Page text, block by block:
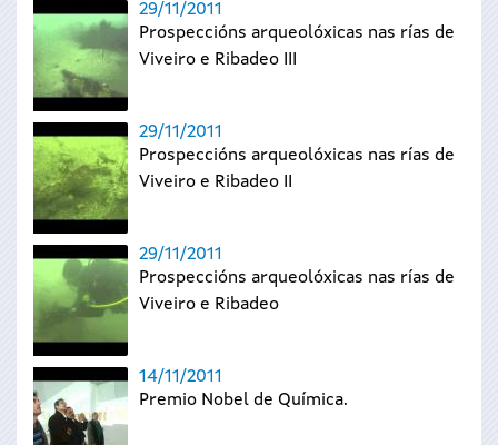
29/11/2011
Prospeccións arqueolóxicas nas rías de
Viveiro e Ribadeo III
29/11/2011
Prospeccións arqueolóxicas nas rías de
Viveiro e Ribadeo II
29/11/2011
Prospeccións arqueolóxicas nas rías de
Viveiro e Ribadeo
14/11/2011
Premio Nobel de Química.